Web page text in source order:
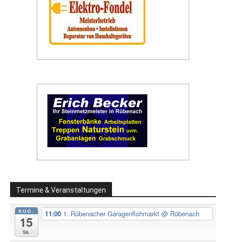
Termine & Veranstaltungen
AUG.
15
Sa.
11:00 1. Rübenacher Garagenflohmarkt @ Rübenach